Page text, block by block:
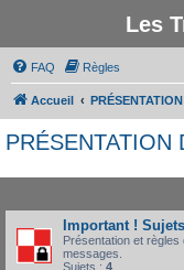
Les
FAQ Règles
Accueil
PRÉSENTATION
Important !
Présentation et règles
messages.
Sujets : 4